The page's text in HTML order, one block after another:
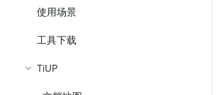
使用场景
工具下载
TiUP